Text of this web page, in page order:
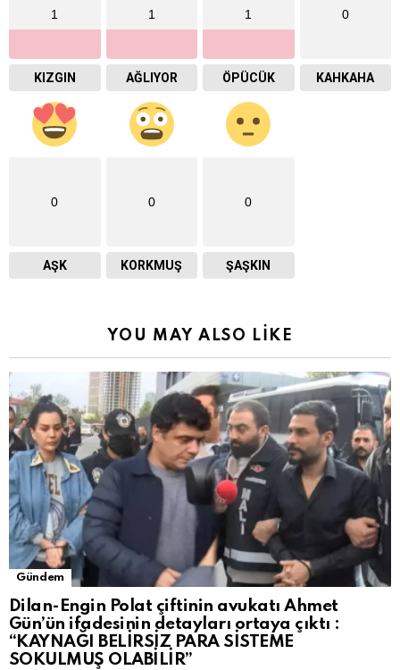
1
KIZGIN
1
AĞLIYOR
1
ÖPÜCÜK
0
KAHKAHA
0
AŞK
0
KORKMUŞ
0
ŞAŞKIN
YOU MAY ALSO LIKE
Gündem
Dilan-Engin Polat çiftinin avukatı Ahmet
Gün’ün ifadesinin detayları ortaya çıktı :
“KAYNAĞI BELİRSİZ PARA SİSTEME
SOKULMUŞ OLABİLİR”